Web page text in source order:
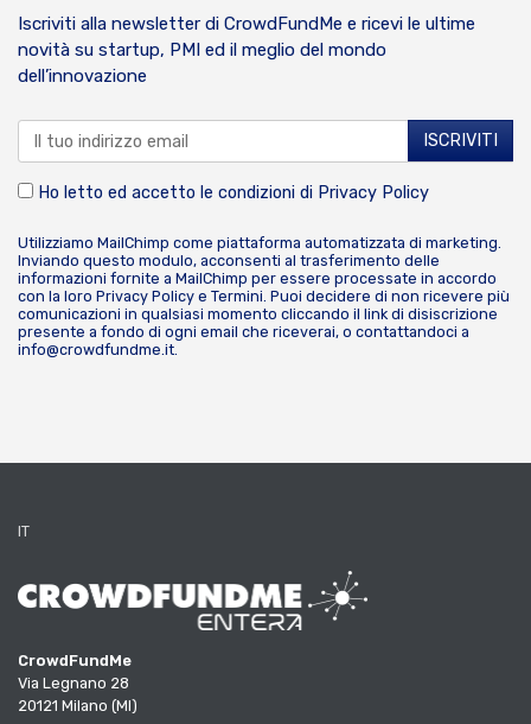
Iscriviti alla newsletter di CrowdFundMe e ricevi le ultime
novità su startup, PMI ed il meglio del mondo
dell’innovazione
Ho letto ed accetto le condizioni di Privacy Policy
Utilizziamo MailChimp come piattaforma automatizzata di marketing.
Inviando questo modulo, acconsenti al trasferimento delle
informazioni fornite a MailChimp per essere processate in accordo
con la loro Privacy Policy e Termini. Puoi decidere di non ricevere più
comunicazioni in qualsiasi momento cliccando il link di disiscrizione
presente a fondo di ogni email che riceverai, o contattandoci a
info@crowdfundme.it.
IT
CrowdFundMe
Via Legnano 28
20121 Milano (MI)